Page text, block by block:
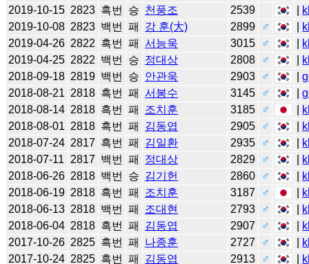
2019-10-15 2823 흑번 승 천풍조 2539
2019-10-08 2823 백번 패 강 훈(大) 2899 ♂
2019-04-26 2822 흑번 패 서능욱 3015 ♂
2019-04-25 2822 백번 승 정대상 2808 ♂
2018-09-18 2819 백번 승 안관욱 2903 ♂ |
2018-08-21 2818 흑번 패 서봉수 3145 ♂ |
2018-08-14 2818 흑번 패 조치훈 3185 ♂
2018-08-01 2818 흑번 패 김동엽 2905 ♂
2018-07-24 2817 흑번 패 김일환 2935 ♂
2018-07-11
2817 백번 패 정대상 2829 ♂
2018-06-26 2818 백번 승 김기헌 2860 ♂
2018-06-19 2818 흑번 패 조치훈 3187 ♂
2018-06-13 2818 백번 패 조대현 2793 ♂
2018-06-04 2818 흑번 패 김동엽 2907 ♂
2017-10-26 2825 흑번 패 나종훈 2727 ♂
2017-10-24 2825 흑번 패 김동엽 2913 ♂